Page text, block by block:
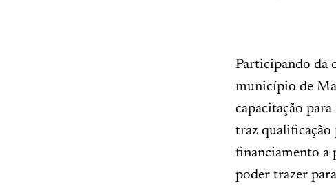
Participando da
município de
capacitação
traz qualificação
financiamento a
poder trazer